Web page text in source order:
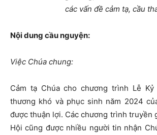
các vấn đề cảm tạ, cầu
Nội dung cầu nguyện:
Việc Chúa chung:
Cảm tạ Chúa cho chương trình Lễ Kỷ
thương khó và phục sinh năm 2024
được thuận lợi. Các chương trình truyền
Hội cũng được nhiều người tin nhận